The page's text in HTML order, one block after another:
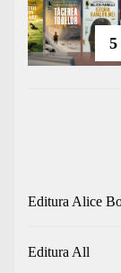
5
Editura Alice
Editura All